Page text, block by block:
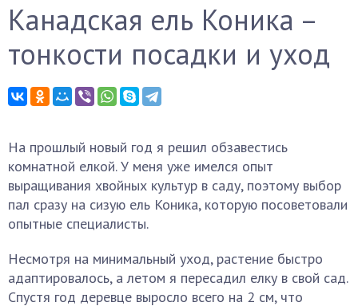
Канадская ель Коника –
тонкости посадки и уход
На прошлый новый год я решил обзавестись
комнатной елкой. У меня уже имелся опыт
выращивания хвойных культур в саду, поэтому выбор
пал сразу на сизую ель Коника, которую посоветовали
опытные специалисты.
Несмотря на минимальный уход, растение быстро
адаптировалось, а летом я пересадил елку в свой сад.
Спустя год деревце выросло всего на 2 см, что